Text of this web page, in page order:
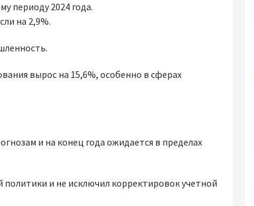
периоду 2024 года.
на 2,9%.
вырос на 15,6%, особенно в сферах
и на конец года ожидается в пределах
и не исключил корректировок учетной